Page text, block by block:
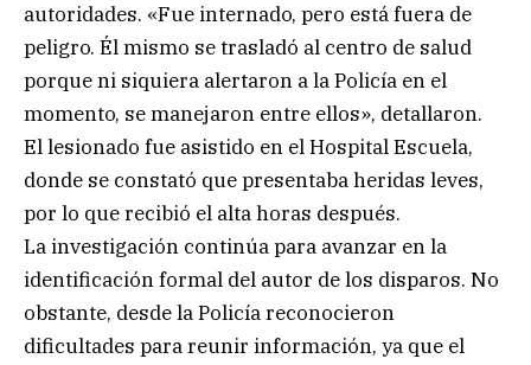
autoridades. «Fue internado, pero está fuera de
peligro. Él mismo se trasladó al centro de salud
porque ni siquiera alertaron a la Policía en el
momento, se manejaron entre ellos», detallaron.
El lesionado fue asistido en el Hospital Escuela,
donde se constató que presentaba heridas leves,
por lo que recibió el alta horas después.
La investigación continúa para avanzar en la
identificación formal del autor de los disparos. No
obstante, desde la Policía reconocieron
dificultades para reunir información, ya que el